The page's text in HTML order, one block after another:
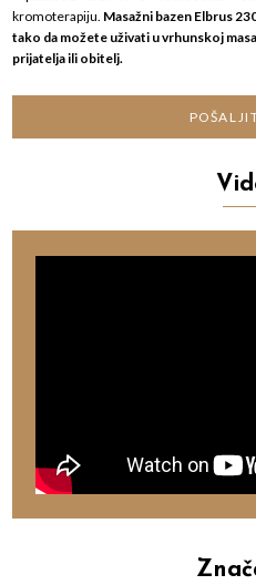
kromoterapiju. Masažni bazen Elbrus
tako da možete uživati u vrhunskoj
prijatelja ili obitelj.